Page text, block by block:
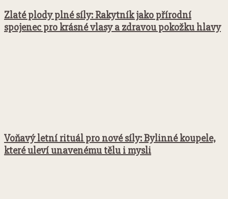
Zlaté plody plné síly: Rakytník jako přírodní
spojenec pro krásné vlasy a zdravou pokožku hlavy
Voňavý letní rituál pro nové síly: Bylinné koupele,
které uleví unavenému tělu i mysli